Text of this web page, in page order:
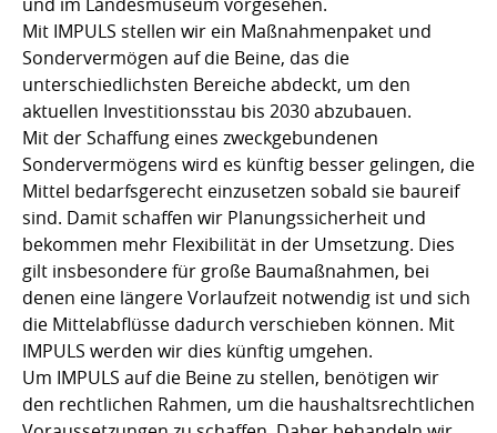
Mit IMPULS stellen wir ein Maßnahmenpaket und
Sondervermögen auf die Beine, das die
unterschiedlichsten Bereiche abdeckt, um den
aktuellen Investitionsstau bis 2030 abzubauen.
Mit der Schaffung eines zweckgebundenen
Sondervermögens wird es künftig besser gelingen, die
Mittel bedarfsgerecht einzusetzen sobald sie baureif
sind. Damit schaffen wir Planungssicherheit und
bekommen mehr Flexibilität in der Umsetzung. Dies
gilt insbesondere für große Baumaßnahmen, bei
denen eine längere Vorlaufzeit notwendig ist und sich
die Mittelabflüsse dadurch verschieben können. Mit
IMPULS werden wir dies künftig umgehen.
Um IMPULS auf die Beine zu stellen, benötigen wir
den rechtlichen Rahmen, um die haushaltsrechtlichen